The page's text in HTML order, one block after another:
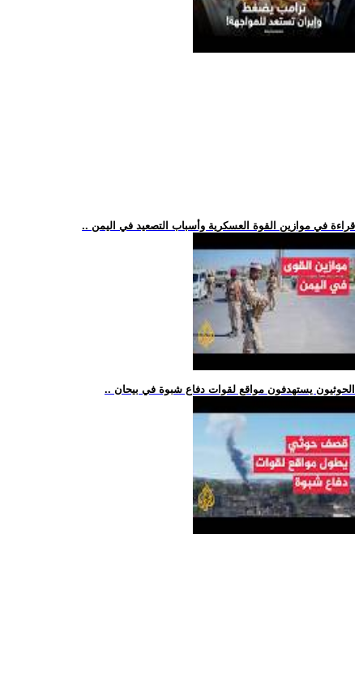
.. قراءة في موازين القوة العسكرية وأسباب التصعيد في اليمن
.. الحوثيون يستهدفون مواقع لقوات دفاع شبوة في بيحان